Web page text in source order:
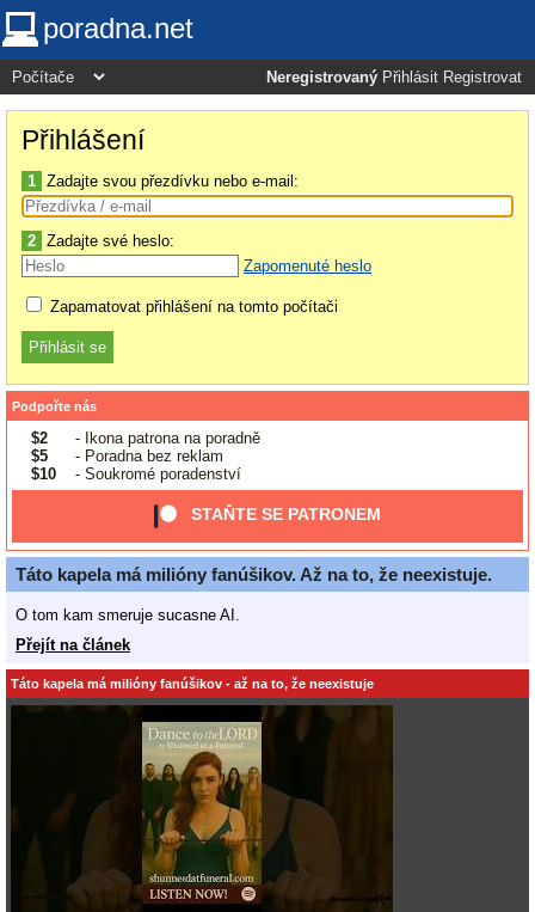
poradna.net
Neregistrovaný Přihlásit Registrovat
Přihlášení
1 Zadajte svou přezdívku nebo e-mail:
2 Zadajte své heslo:
Zapomenuté heslo
Zapamatovat přihlášení na tomto počítači
Podpořte nás
$2
- Ikona patrona na poradně
$5
- Poradna bez reklam
$10
- Soukromé poradenství
STAŇTE SE PATRONEM
Táto kapela má milióny fanúšikov. Až na to, že neexistuje.
O tom kam smeruje sucasne AI.
Přejít na článek
Táto kapela má milióny fanúšikov - až na to, že neexistuje